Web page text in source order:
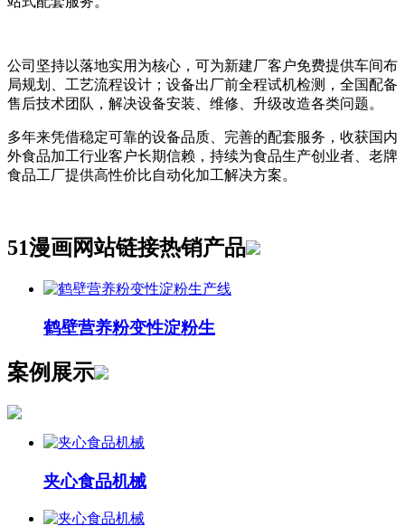
公司坚持以落地实用为核心，可为新建厂客户免费提供车间布
局规划、工艺流程设计；设备出厂前全程试机检测，全国配备
售后技术团队，解决设备安装、维修、升级改造各类问题。
多年来凭借稳定可靠的设备品质、完善的配套服务，收获国内
外食品加工行业客户长期信赖，持续为食品生产创业者、老牌
食品工厂提供高性价比自动化加工解决方案。
51漫画网站链接热销产品
鹤壁营养粉变性淀粉生
案例展示
夹心食品机械